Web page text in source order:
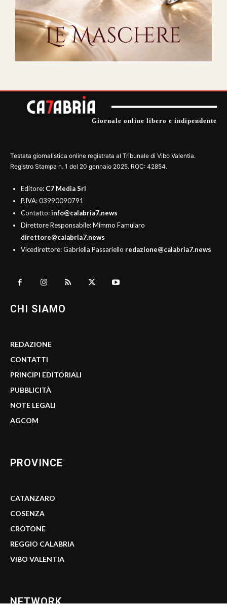
Giornale online libero e indipendente
Testata giornalistica online registrata al Tribunale di Vibo Valentia.
Registro Stampa n. 1 del 20 gennaio 2025. ROC: 42854.
Editore: C7 Media Srl
P.IVA: 03990090791
Contatto:info@calabria7.news
Direttore Responsabile: Mimmo Famularo
direttore@calabria7.news
Vicedirettore: Gabriella Passariello redazione@calabria7.news
CHI SIAMO
REDAZIONE
CONTATTI
PRINCIPI EDITORIALI
PUBBLICITÀ
NOTE LEGALI
AGCOM
PROVINCE
CATANZARO
COSENZA
CROTONE
REGGIO CALABRIA
VIBO VALENTIA
NETWORK